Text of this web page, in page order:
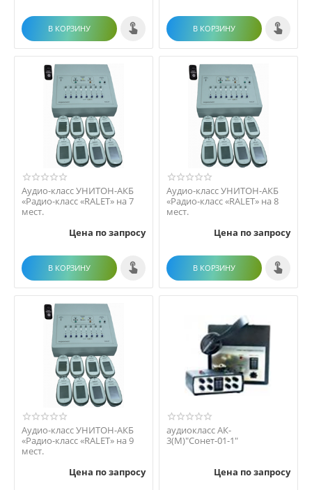
В КОРЗИНУ В КОРЗИНУ
Аудио-класс УНИТОН-АКБ
«Радио-класс «RALET» на 7
мест.
Цена по запросу
В КОРЗИНУ
Аудио-класс УНИТОН-АКБ
«Радио-класс «RALET» на 8
мест.
Цена по запросу
В КОРЗИНУ
Аудио-класс УНИТОН-АКБ
«Радио-класс «RALET» на 9
мест.
Цена по запросу
аудиокласс АК-
3(М)"Сонет-01-1"
Цена по запросу